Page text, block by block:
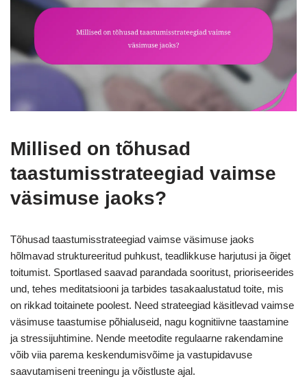
Millised on tõhusad
taastumisstrateegiad vaimse
väsimuse jaoks?
Tõhusad taastumisstrateegiad vaimse väsimuse jaoks
hõlmavad struktureeritud puhkust, teadlikkuse harjutusi ja õiget
toitumist. Sportlased saavad parandada sooritust, prioriseerides
und, tehes meditatsiooni ja tarbides tasakaalustatud toite, mis
on rikkad toitainete poolest. Need strateegiad käsitlevad vaimse
väsimuse taastumise põhialuseid, nagu kognitiivne taastamine
ja stressijuhtimine. Nende meetodite regulaarne rakendamine
võib viia parema keskendumisvõime ja vastupidavuse
saavutamiseni treeningu ja võistluste ajal.